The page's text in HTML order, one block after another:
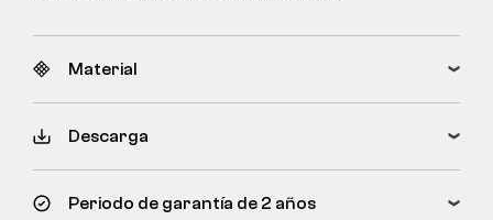
Material
Descarga
Periodo de garantía de 2 años